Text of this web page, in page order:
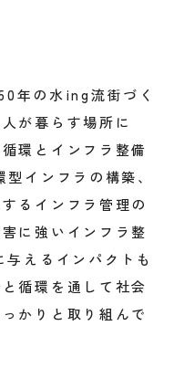
年の水ing流街づく
が暮らす場所に
環とインフラ整備
インフラの構築、
るインフラ管理の
に強いインフラ整
えるインパクトも
循環を通して社会
かりと取り組んで